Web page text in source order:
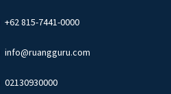
+62 815-7441-0000
info@ruangguru.com
02130930000